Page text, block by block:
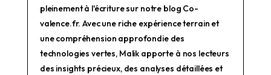
pleinement à l'écriture sur notre blog Co-
valence.fr. Avec une riche expérience terrain et
une compréhension approfondie des
technologies vertes, Malik apporte à nos lecteurs
des insights précieux, des analyses détaillées et